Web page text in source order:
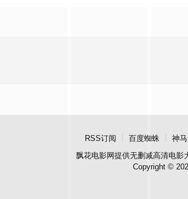
RSS订阅 百度蜘蛛 神
飘花电影网提供无删减高清电影
Copyright ©